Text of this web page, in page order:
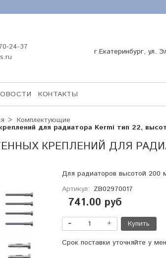
24-37
г.Екатеринбург, ул.
КОНТАКТЫ
Комплектующие
для радиатора Kermi тип 22,
КРЕПЛЕНИЙ ДЛЯ
Для радиаторов высотой 200
Артикул: ZB02970017
741.00 руб
Купить
Срок поставки уточняйте у